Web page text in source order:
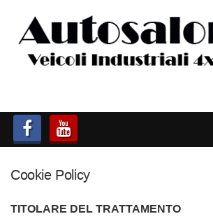
HOME
AUTOCARRI FINO A 75T
AUTO
Cookie Policy
TITOLARE DEL TRATTAMENTO